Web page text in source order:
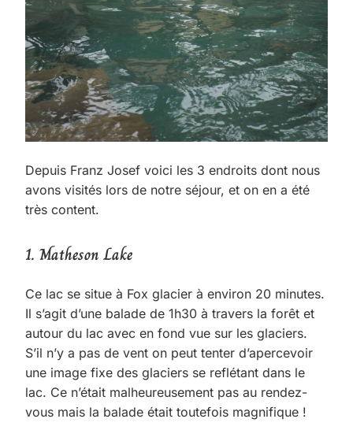
Depuis Franz Josef voici les 3 endroits dont nous
avons visités lors de notre séjour, et on en a été
très content.
1. Matheson Lake
Ce lac se situe à Fox glacier à environ 20 minutes.
Il s’agit d’une balade de 1h30 à travers la forêt et
autour du lac avec en fond vue sur les glaciers.
S’il n’y a pas de vent on peut tenter d’apercevoir
une image fixe des glaciers se reflétant dans le
lac. Ce n’était malheureusement pas au rendez-
vous mais la balade était toutefois magnifique !